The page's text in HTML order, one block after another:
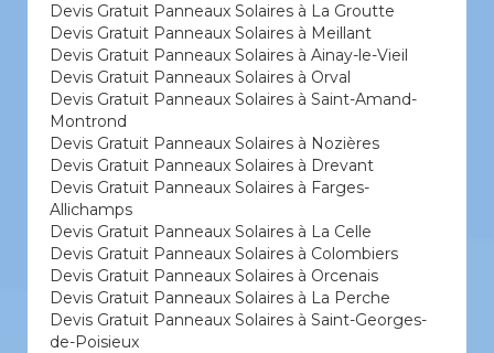
Devis Gratuit Panneaux Solaires à La Groutte
Devis Gratuit Panneaux Solaires à Meillant
Devis Gratuit Panneaux Solaires à Ainay-le-Vieil
Devis Gratuit Panneaux Solaires à Orval
Devis Gratuit Panneaux Solaires à Saint-Amand-
Montrond
Devis Gratuit Panneaux Solaires à Nozières
Devis Gratuit Panneaux Solaires à Drevant
Devis Gratuit Panneaux Solaires à Farges-
Allichamps
Devis Gratuit Panneaux Solaires à La Celle
Devis Gratuit Panneaux Solaires à Colombiers
Devis Gratuit Panneaux Solaires à Orcenais
Devis Gratuit Panneaux Solaires à La Perche
Devis Gratuit Panneaux Solaires à Saint-Georges-
de-Poisieux